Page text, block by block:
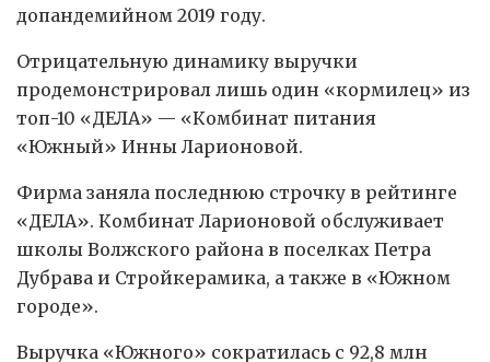
допандемийном 2019 году.
Отрицательную динамику выручки
продемонстрировал лишь один «кормилец» из
топ-10 «ДЕЛА» — «Комбинат питания
«Южный» Инны Ларионовой.
Фирма заняла последнюю строчку в рейтинге
«ДЕЛА». Комбинат Ларионовой обслуживает
школы Волжского района в поселках Петра
Дубрава и Стройкерамика, а также в «Южном
городе».
Выручка «Южного» сократилась с 92,8 млн